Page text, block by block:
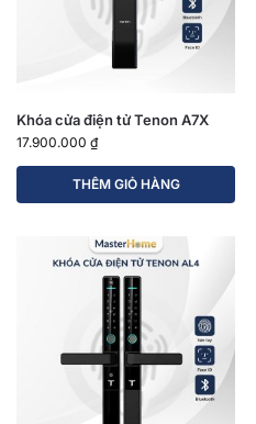
Khóa cửa điện tử Tenon A7X
17.900.000 ₫
THÊM GIỎ HÀNG